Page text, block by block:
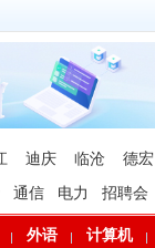
迪庆 临沧 德宏
通信 电力 招聘会
外语 计算机